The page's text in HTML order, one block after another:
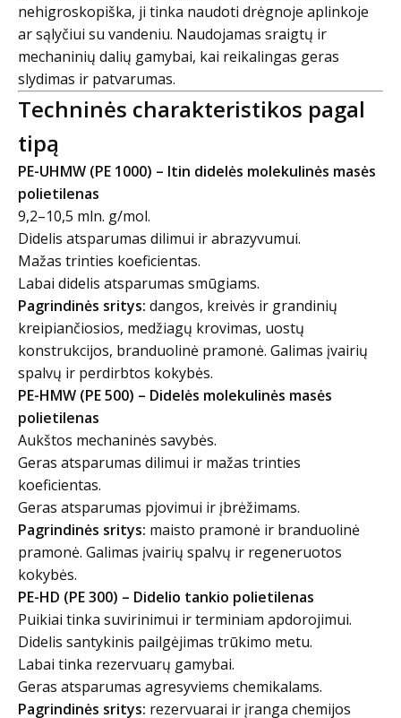
nehigroskopiška, ji tinka naudoti drėgnoje aplinkoje
ar sąlyčiui su vandeniu. Naudojamas sraigtų ir
mechaninių dalių gamybai, kai reikalingas geras
slydimas ir patvarumas.
Techninės charakteristikos pagal
tipą
PE-UHMW (PE 1000) – Itin didelės molekulinės masės
polietilenas
9,2–10,5 mln. g/mol.
Didelis atsparumas dilimui ir abrazyvumui.
Mažas trinties koeficientas.
Labai didelis atsparumas smūgiams.
Pagrindinės sritys: dangos, kreivės ir grandinių
kreipiančiosios, medžiagų krovimas, uostų
konstrukcijos, branduolinė pramonė. Galimas įvairių
spalvų ir perdirbtos kokybės.
PE-HMW (PE 500) – Didelės molekulinės masės
polietilenas
Aukštos mechaninės savybės.
Geras atsparumas dilimui ir mažas trinties
koeficientas.
Geras atsparumas pjovimui ir įbrėžimams.
Pagrindinės sritys: maisto pramonė ir branduolinė
pramonė. Galimas įvairių spalvų ir regeneruotos
kokybės.
PE-HD (PE 300) – Didelio tankio polietilenas
Puikiai tinka suvirinimui ir terminiam apdorojimui.
Didelis santykinis pailgėjimas trūkimo metu.
Labai tinka rezervuarų gamybai.
Geras atsparumas agresyviems chemikalams.
Pagrindinės sritys: rezervuarai ir įranga chemijos